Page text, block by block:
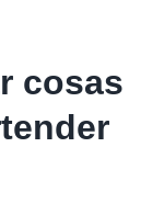
cosas